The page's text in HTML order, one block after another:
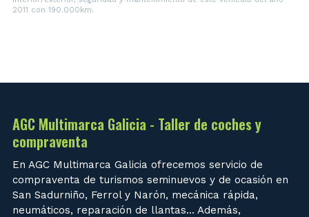
2011 con 190.000km.
AGC Multimarca Galicia - Taller de coches y
compraventa
En AGC Multimarca Galicia ofrecemos servicio de
compraventa de turismos seminuevos y de ocasión en
San Sadurniño, Ferrol y Narón, mecánica rápida,
neumáticos, reparación de llantas... Además,